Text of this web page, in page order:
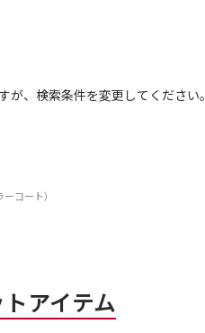
、検索条件を変更してください。
コート）
アイテム